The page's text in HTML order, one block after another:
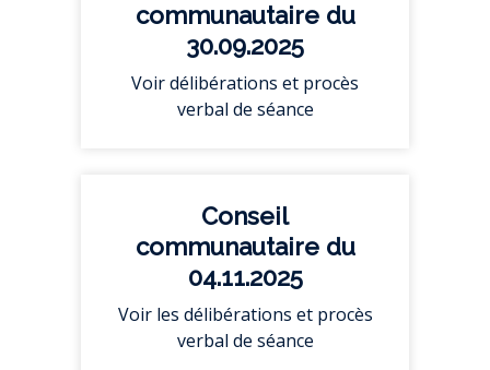
communautaire du
30.09.2025
Voir délibérations et procès
verbal de séance
Conseil
communautaire du
04.11.2025
Voir les délibérations et procès
verbal de séance